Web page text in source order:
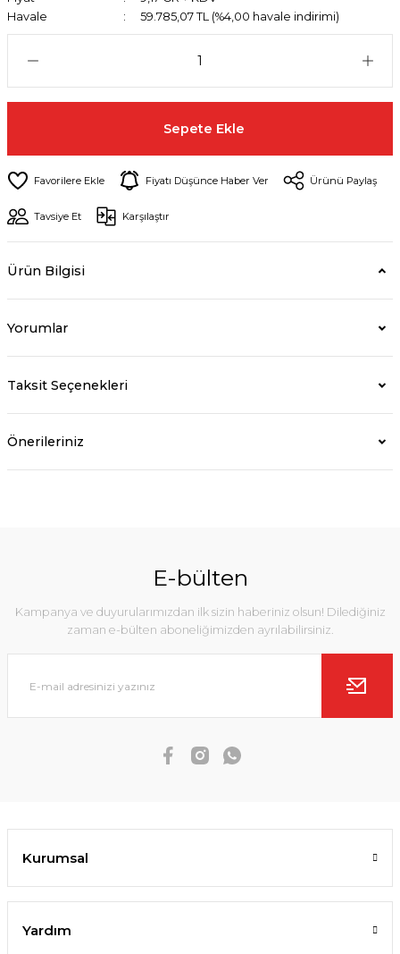
Havale
59.785,07 TL (%4,00 havale indirimi)
Sepete Ekle
Fiyatı Düşünce Haber Ver Ürünü Paylaş
Tavsiye Et Karşılaştır
Ürün Bilgisi
Yorumlar
Taksit Seçenekleri
Önerileriniz
E-bülten
Kampanya ve duyurularımızdan ilk sizin haberiniz olsun! Dilediğiniz
zaman e-bülten aboneliğimizden ayrılabilirsiniz.
Kurumsal
Yardım